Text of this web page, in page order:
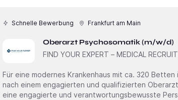
Schnelle Bewerbung Frankfurt am Main
Oberarzt Psychosomatik (m/w/d)
FIND YOUR EXPERT – MEDICAL
Für eine modernes Krankenhaus mit ca. 320
nach einem engagierten und qualifizierten Oberarzt Psychosomatik (m/w/d) In dieser Position wird
eine engagierte und verantwortungsbewusste